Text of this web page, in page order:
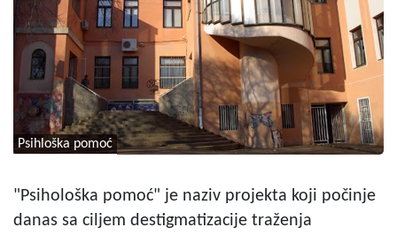
Psihloška pomoć
"Psihološka pomoć" je naziv projekta koji počinje
danas sa ciljem destigmatizacije traženja